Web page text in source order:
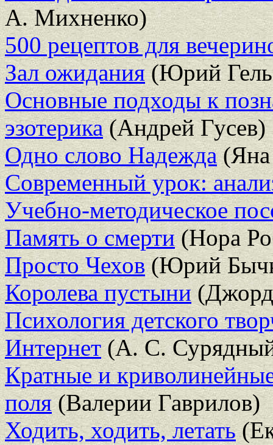
А. Михненко)
500 рецептов для
Зал ожидания(Юрий
Основные подходы к
эзотерика(Андрей Гусев)
Одно слово Надежда(Яна
Современный урок:
Учебно-методическое
Память о смерти(Нора
Просто Чехов(Юрий
Королева пустыни
Психология детского
Интернет(А. С.
Кратные и
поля(Валерии Гаврилов)
Ходить, ходить, летать